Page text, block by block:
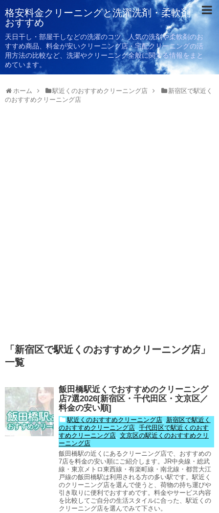
格安料金クリーニングと洗濯洗剤・柔軟剤
おすすめ
天日干し・部屋干しなどの洗濯のコツ、人気の洗剤や柔軟剤のお
すすめ商品、料金が安いクリーニング店・宅配クリーニングの活
用方法の比較など、洗濯やクリーニング全般に関する情報をまと
めています。
ホーム 駅近くのおすすめクリーニング店
新宿区で駅近く
のおすすめクリーニング店
「 新宿区で駅近くのおすすめクリーニング店 」
一覧
飯田橋駅近くでおすすめのクリーニング
店7選2026[新宿区・千代田区・文京区／
料金の安い順]
駅近くのおすすめクリーニング店, 新宿区で駅近く
のおすすめクリーニング店, 千代田区で駅近くのおす
すめクリーニング店, 文京区の駅近くのおすすめクリ
ーニング店
飯田橋駅の近くにあるクリーニング店で、おすすめの
7店を料金の安い順にご紹介します。JR中央線・総武
線・東京メトロ東西線・有楽町線・南北線・都営大江
戸線の飯田橋駅は利用される方の多い駅です。駅近く
のクリーニング店を選んで使うと、荷物の持ち運びや
引き取りに便利でおすすめです。料金やサービス内容
を比較してご自分の生活スタイルに合った、駅近くの
クリーニング店を選んでみて下さい。